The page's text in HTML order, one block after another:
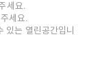
세요.
세요.
있는 열린공간입니